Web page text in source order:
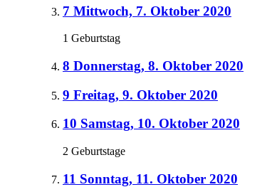
7 Mittwoch, 7. Oktober 2020
1 Geburtstag
8 Donnerstag, 8. Oktober 2020
9 Freitag, 9. Oktober 2020
10 Samstag, 10. Oktober 2020
2 Geburtstage
11 Sonntag, 11. Oktober 2020